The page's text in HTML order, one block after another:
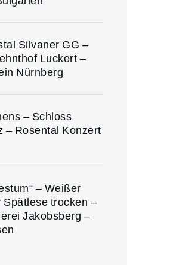
Silvaner GG –
Luckert –
Nürnberg
– Schloss
– Rosental Konzert
– Weißer
Spätlese trocken –
Jakobsberg –